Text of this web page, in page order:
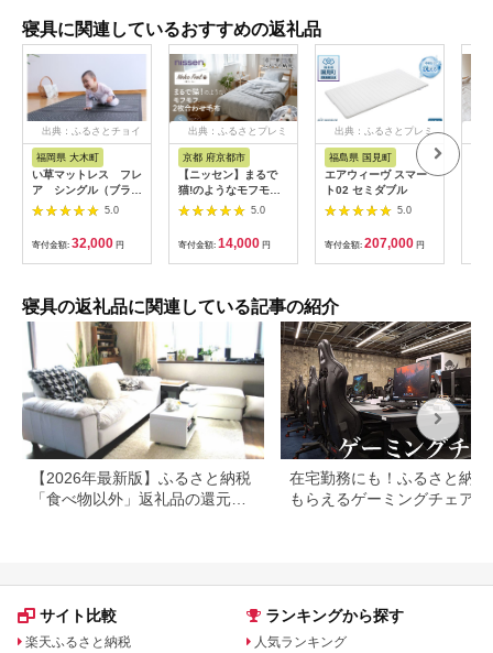
寝具に関連しているおすすめの返礼品
出典：ふるさとチョイ
ス
福岡県 大木町
い草マットレス フレ
ア シングル（ブラッ
ク） AA323
5.0
寄付金額: 32,000 円
出典：ふるさとプレミ
アム
京都 府京都市
【ニッセン】まるで
猫!のようなモフモフ2
枚合わせ毛布(猫Feel)
シングル ロシアンブ
ルー(グレー系)［ 京都
nissen 寝具 吸湿 発
熱 人気 おすすめ 洗え
お取り寄せ 通販 送料
無料 ふるさと納税 ］
YM004VC01
5.0
寄付金額: 14,000 円
出典：ふるさとプレミ
アム
福島県 国見町
エアウィーヴ スマー
ト02 セミダブル
5.0
寄付金額: 207,000 円
寝具の返礼品に関連している記事の紹介
【2026年最新版】ふるさと納税
「食べ物以外」返礼品の還元率
在宅勤務にも！ふるさと納税
もらえるゲーミングチェアや
サイト比較
楽天ふるさと納税
ランキングから探す
人気ランキング